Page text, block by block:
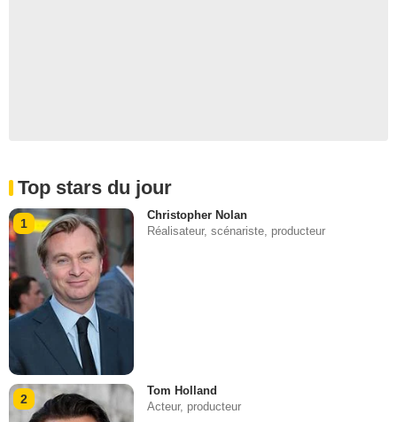
Top stars du jour
1
Christopher Nolan
Réalisateur, scénariste, producteur
2
Tom Holland
Acteur, producteur